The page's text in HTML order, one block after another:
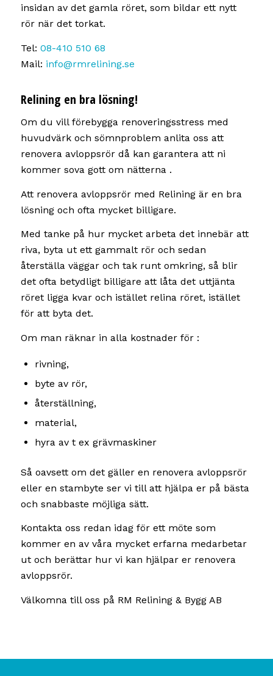
insidan av det gamla röret, som bildar ett nytt
rör när det torkat.
Tel: 08-410 510 68
Mail: info@rmrelining.se
Relining en bra lösning!
Om du vill förebygga renoveringsstress med
huvudvärk och sömnproblem anlita oss att
renovera avloppsrör då kan garantera att ni
kommer sova gott om nätterna .
Att renovera avloppsrör med Relining är en bra
lösning och ofta mycket billigare.
Med tanke på hur mycket arbeta det innebär att
riva, byta ut ett gammalt rör och sedan
återställa väggar och tak runt omkring, så blir
det ofta betydligt billigare att låta det uttjänta
röret ligga kvar och istället relina röret, istället
för att byta det.
Om man räknar in alla kostnader för :
rivning,
byte av rör,
återställning,
material,
hyra av t ex grävmaskiner
Så oavsett om det gäller en renovera avloppsrör
eller en stambyte ser vi till att hjälpa er på bästa
och snabbaste möjliga sätt.
Kontakta oss redan idag för ett möte som
kommer en av våra mycket erfarna medarbetar
ut och berättar hur vi kan hjälpar er renovera
avloppsrör.
Välkomna till oss på RM Relining & Bygg AB